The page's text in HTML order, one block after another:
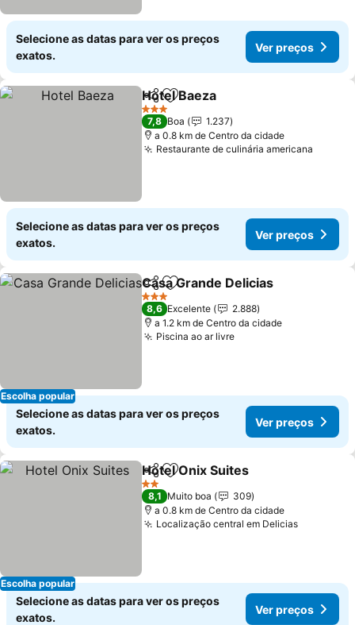
Selecione as datas para ver os preços
exatos.
Ver preços
PartilharAdicionar aos favoritos
Hotel Baeza
3 Estrelas
7,8 Boa
1.237
a 0.8 km de Centro da cidade
Restaurante de culinária americana
Selecione as datas para ver os preços
exatos.
Ver preços
Escolha popular
PartilharAdicionar aos favoritos
Casa Grande Delicias
3 Estrelas
8,6 Excelente
2.888
a 1.2 km de Centro da cidade
Piscina ao ar livreVer preços
Selecione as datas para ver os preços
exatos.
Ver preços
Escolha popular
PartilharAdicionar aos favoritos
Hotel Onix Suites
2 Estrelas
8,1 Muito boa
309
a 0.8 km de Centro da cidade
Localização central em DeliciasVer
Selecione as datas para ver os preços
exatos.
Ver preços